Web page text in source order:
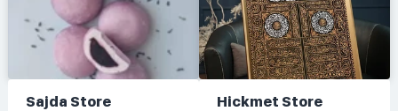
Sajda Store Hickmet Store